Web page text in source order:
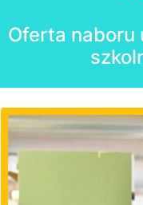
Oferta naboru